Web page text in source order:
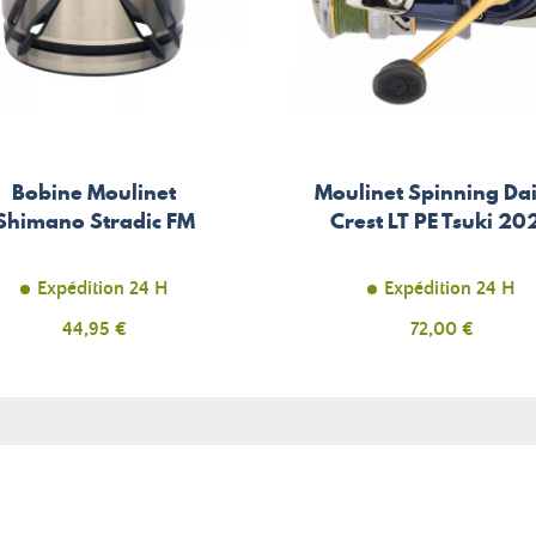
Bobine Moulinet
Stradic FM
Expédition 24 H
Prix
44,95 €
Moulinet Spinning
Crest LT PE Tsuki
Expédition 24 H
Prix
72,00 €